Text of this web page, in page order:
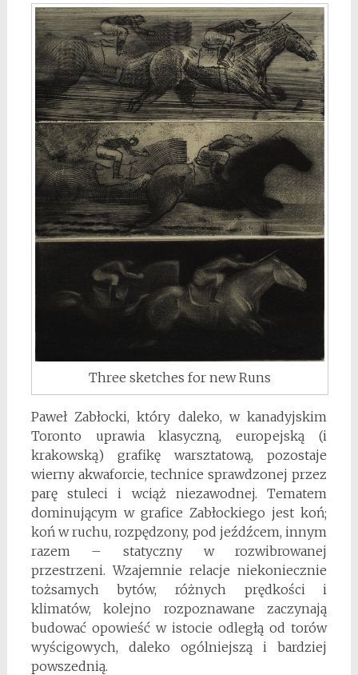
Three sketches for new Runs
Paweł Zabłocki, który daleko, w kanadyjskim
Toronto uprawia klasyczną, europejską (i
krakowską) grafikę warsztatową, pozostaje
wierny akwaforcie, technice sprawdzonej przez
parę stuleci i wciąż niezawodnej. Tematem
dominującym w grafice Zabłockiego jest koń;
koń w ruchu, rozpędzony, pod jeźdźcem, innym
razem – statyczny w rozwibrowanej
przestrzeni. Wzajemnie relacje niekoniecznie
tożsamych bytów, różnych prędkości i
klimatów, kolejno rozpoznawane zaczynają
budować opowieść w istocie odległą od torów
wyścigowych, daleko ogólniejszą i bardziej
powszednią.